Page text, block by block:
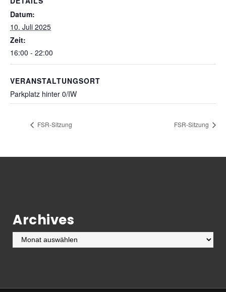
Datum:
10. Juli 2025
Zeit:
16:00 - 22:00
VERANSTALTUNGSORT
Parkplatz hinter 0/IW
FSR-Sitzung FSR-Sitzung
Archives
Archives